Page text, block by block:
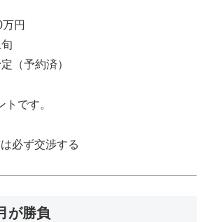
円
（予約済）
です。
必ず交渉する
が勝負